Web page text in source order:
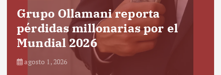
Grupo Ollamani reporta
pérdidas millonarias por el
Mundial 2026
agosto 1, 2026